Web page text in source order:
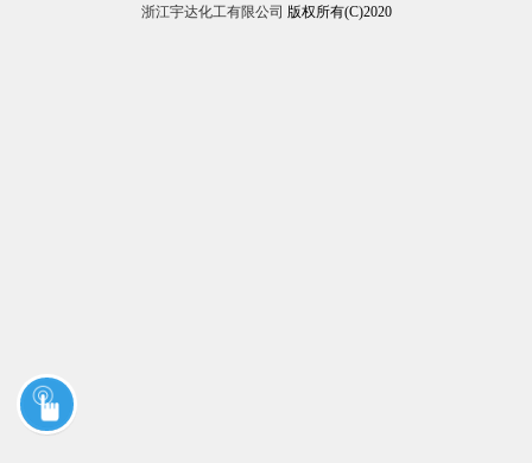
浙江宇达化工有限公司 版权所有(C)2020